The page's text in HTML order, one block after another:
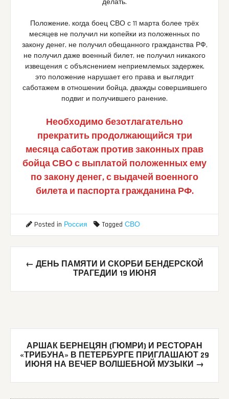
делать.
Положение, когда боец СВО с 11 марта более трёх
месяцев не получил ни копейки из положенных по
закону денег, не получил обещанного гражданства РФ,
не получил даже военный билет, не получил никакого
извещения с объяснением неприемлемых задержек,
это положение нарушает его права и выглядит
саботажем в отношении бойца, дважды совершившего
подвиг и получившего ранение.
Необходимо безотлагательно
прекратить продолжающийся три
месяца саботаж против законных прав
бойца СВО с выплатой положенных ему
по закону денег, с выдачей военного
билета и паспорта гражданина РФ.
Posted in Россия Tagged СВО
Post
navigation
← ДЕНЬ ПАМЯТИ И СКОРБИ БЕНДЕРСКОЙ
ТРАГЕДИИ 19 ИЮНЯ
АРШАК БЕРНЕЦЯН (ГЮМРИ) И РЕСТОРАН
«ТРИБУНА» В ПЕТЕРБУРГЕ ПРИГЛАШАЮТ 29
ИЮНЯ НА ВЕЧЕР ВОЛШЕБНОЙ МУЗЫКИ →